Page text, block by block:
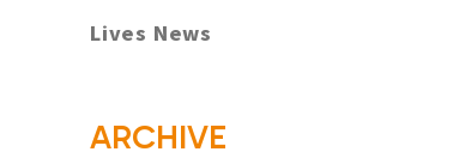
Lives News
ARCHIVE